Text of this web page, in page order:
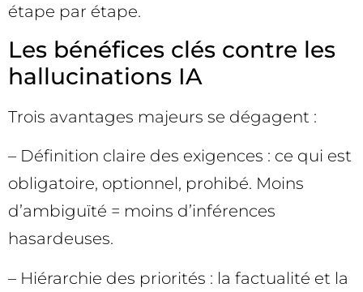
étape par étape.
Les bénéfices clés contre les
hallucinations IA
Trois avantages majeurs se dégagent :
– Définition claire des exigences : ce qui est
obligatoire, optionnel, prohibé. Moins
d’ambiguïté = moins d’inférences
hasardeuses.
– Hiérarchie des priorités : la factualité et la